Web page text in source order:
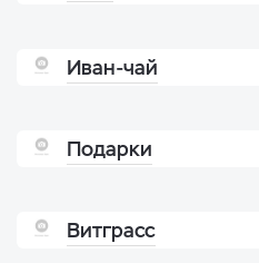
Иван-чай
Подарки
Витграсс